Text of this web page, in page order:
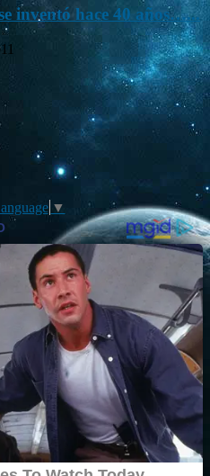
inventó hace 40 años…...
▼